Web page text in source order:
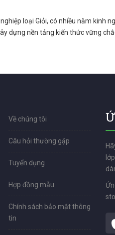
loại Giỏi, có nhiều năm kinh
dựng nền tảng kiến thức vững
Về chúng tôi
Câu hỏi thường gặp
Tuyển dụng
Hợp đồng mẫu
Chính sách bảo mật thông
tin